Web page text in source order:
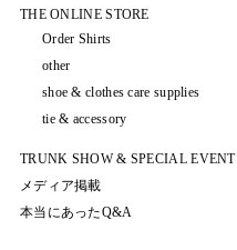
THE ONLINE STORE
Order Shirts
other
shoe & clothes care supplies
tie & accessory
TRUNK SHOW & SPECIAL EVENT
メディア掲載
本当にあったQ&A